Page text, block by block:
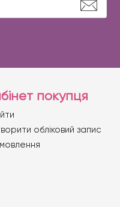
покупця
обліковий запис